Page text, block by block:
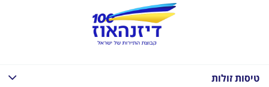
טיסות זולות